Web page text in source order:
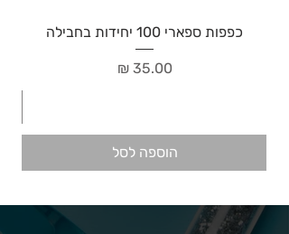
כפפות ספארי 100 יחידות בחבילה
מחיר‏35.00 ‏₪
הוספה לסל